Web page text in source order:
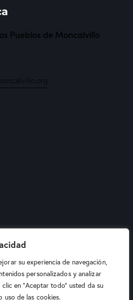
su experiencia de navegación,
personalizados y analizar
en “Aceptar todo” usted da su
uso de las cookies.
Pueblos de Moncalvillo